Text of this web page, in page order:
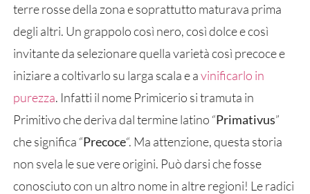
terre rosse della zona e soprattutto maturava prima
degli altri. Un grappolo così nero, così dolce e così
invitante da selezionare quella varietà così precoce e
iniziare a coltivarlo su larga scala e avinificarlo in
purezza. Infatti il nome Primicerio si tramuta in
Primitivo che deriva dal termine latino “Primativus”
che significa “Precoce“. Ma attenzione, questa storia
non svela le sue vere origini. Può darsi che fosse
conosciuto con un altro nome in altre regioni! Le radici